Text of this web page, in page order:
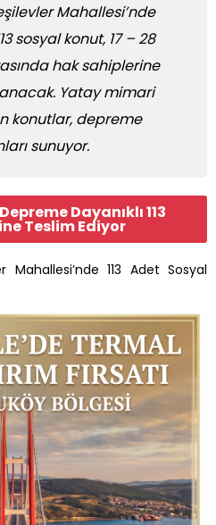
Mahallesi’nde
sosyal konut, 17 – 28
hak sahiplerine
Yatay mimari
konutlar, depreme
sunuyor.
Dayanıklı 113
Teslim Ediyor
Mahallesi’nde 113 Adet Sosyal